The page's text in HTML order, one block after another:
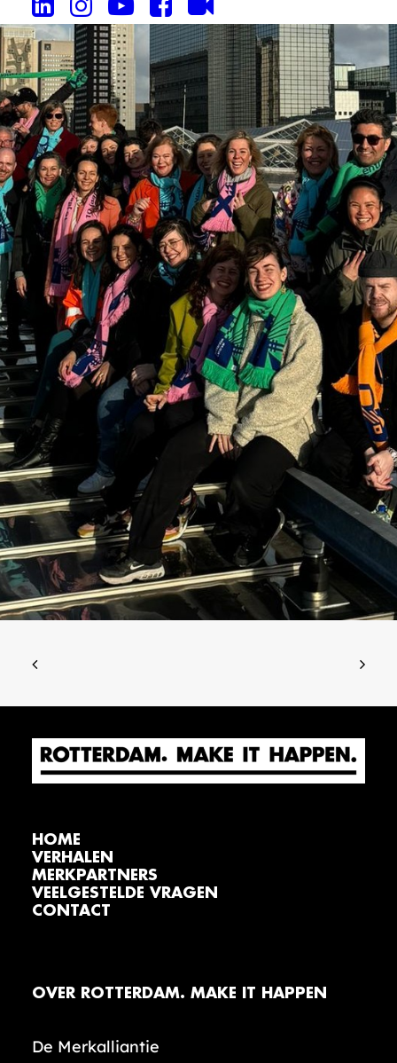
HOME
VERHALEN
MERKPARTNERS
VEELGESTELDE VRAGEN
CONTACT
OVER ROTTERDAM. MAKE IT HAPPEN
De Merkalliantie